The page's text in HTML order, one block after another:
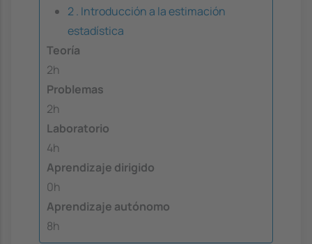
2 . Introducción a la estimación
estadística
Teoría
2h
Problemas
2h
Laboratorio
4h
Aprendizaje dirigido
0h
Aprendizaje autónomo
8h